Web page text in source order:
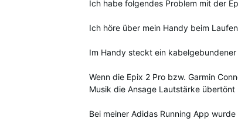
Ich habe folgendes Problem mit der
Ich höre über mein Handy beim
Im Handy steckt ein kabelgebundener
Wenn die Epix 2 Pro bzw. Garmin
Musik die Ansage Lautstärke übertönt
Bei meiner Adidas Running App